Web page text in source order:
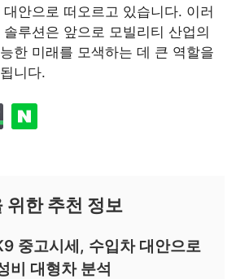
안으로 떠오르고 있습니다. 이러
루션은 앞으로 모빌리티 산업의
한 미래를 모색하는 데 큰 역할을
니다.
위한 추천 정보
중고시세, 수입차 대안으로
비 대형차 분석